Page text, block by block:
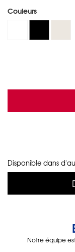
Couleurs
Disponible dans
Notre équipe